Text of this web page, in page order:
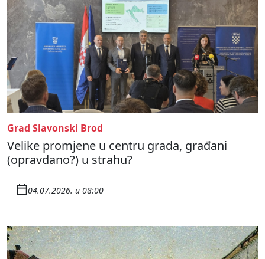
Grad Slavonski Brod
Velike promjene u centru grada, građani
(opravdano?) u strahu?
04.07.2026. u 08:00